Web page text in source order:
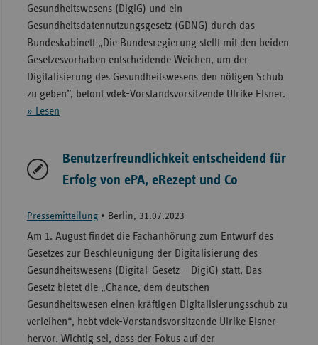
Gesundheitswesens (DigiG) und ein
Gesundheitsdatennutzungsgesetz (GDNG) durch das
Bundeskabinett „Die Bundesregierung stellt mit den beiden
Gesetzesvorhaben entscheidende Weichen, um der
Digitalisierung des Gesundheitswesens den nötigen Schub
zu geben”, betont vdek-Vorstandsvorsitzende Ulrike Elsner.
» Lesen
Benutzerfreundlichkeit entscheidend für
Erfolg von ePA, eRezept und Co
Pressemitteilung• Berlin, 31.07.2023
Am 1. August findet die Fachanhörung zum Entwurf des
Gesetzes zur Beschleunigung der Digitalisierung des
Gesundheitswesens (Digital-Gesetz – DigiG) statt. Das
Gesetz bietet die „Chance, dem deutschen
Gesundheitswesen einen kräftigen Digitalisierungsschub zu
verleihen“, hebt vdek-Vorstandsvorsitzende Ulrike Elsner
hervor. Wichtig sei, dass der Fokus auf der